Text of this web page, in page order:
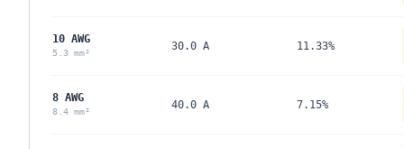
10 AWG
5.3 mm²
30.0 A 11.33%
8 AWG
8.4 mm²
40.0 A 7.15%